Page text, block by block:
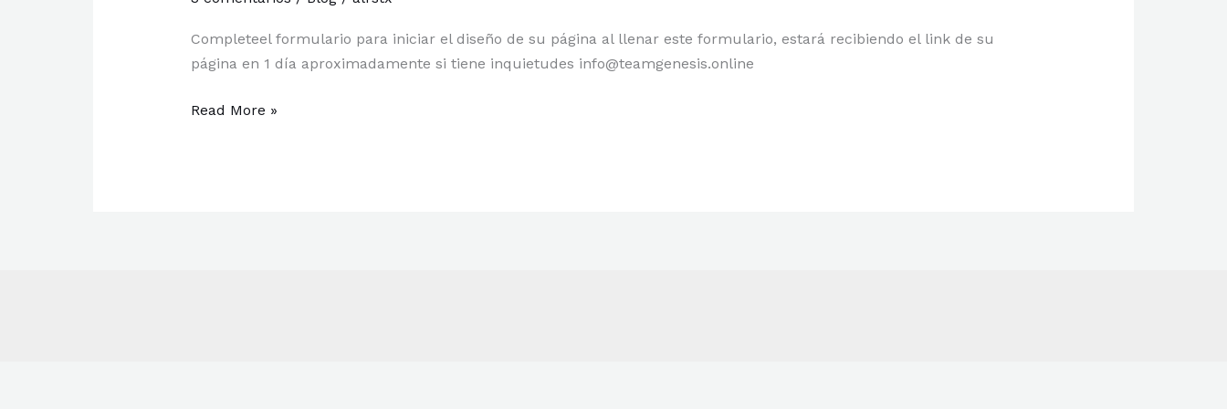
Completeel formulario para iniciar el diseño de su página al llenar este formulario, estará recibiendo el link de su
página en 1 día aproximadamente si tiene inquietudes info@teamgenesis.online
Read More »